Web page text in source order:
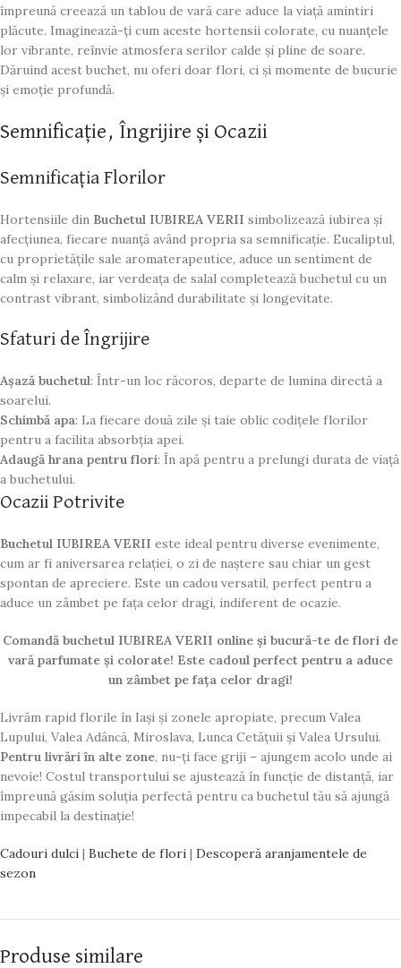
împreună creează un tablou de vară care aduce la viață amintiri
plăcute. Imaginează-ți cum aceste hortensii colorate, cu nuanțele
lor vibrante, reînvie atmosfera serilor calde și pline de soare.
Dăruind acest buchet, nu oferi doar flori, ci și momente de bucurie
și emoție profundă.
Semnificație, Îngrijire și Ocazii
Semnificația Florilor
Hortensiile din Buchetul IUBIREA VERII simbolizează iubirea și
afecțiunea, fiecare nuanță având propria sa semnificație. Eucaliptul,
cu proprietățile sale aromaterapeutice, aduce un sentiment de
calm și relaxare, iar verdeața de salal completează buchetul cu un
contrast vibrant, simbolizând durabilitate și longevitate.
Sfaturi de Îngrijire
Așază buchetul: Într-un loc răcoros, departe de lumina directă a
soarelui.
Schimbă apa: La fiecare două zile și taie oblic codițele florilor
pentru a facilita absorbția apei.
Adaugă hrana pentru flori: În apă pentru a prelungi durata de viață
a buchetului.
Ocazii Potrivite
Buchetul IUBIREA VERII este ideal pentru diverse evenimente,
cum ar fi aniversarea relației, o zi de naștere sau chiar un gest
spontan de apreciere. Este un cadou versatil, perfect pentru a
aduce un zâmbet pe fața celor dragi, indiferent de ocazie.
Comandă buchetul IUBIREA VERII online și bucură-te de flori de
vară parfumate și colorate! Este cadoul perfect pentru a aduce
un zâmbet pe fața celor dragi!
Livrăm rapid florile în Iași și zonele apropiate, precum Valea
Lupului, Valea Adâncă, Miroslava, Lunca Cetățuii și Valea Ursului.
Pentru livrări în alte zone, nu-ți face griji – ajungem acolo unde ai
nevoie! Costul transportului se ajustează în funcție de distanță, iar
împreună găsim soluția perfectă pentru ca buchetul tău să ajungă
impecabil la destinație!
Cadouri dulci | Buchete de flori | Descoperă aranjamentele de
sezon
Produse similare